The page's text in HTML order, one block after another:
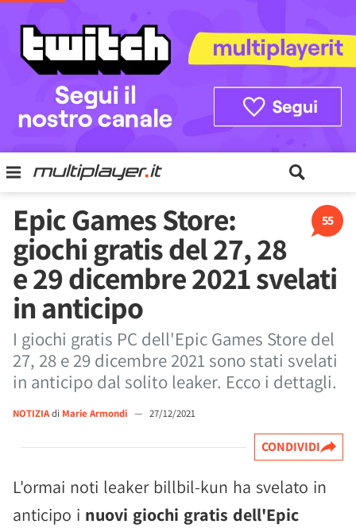
55
Epic Games Store:
giochi gratis del 27, 28
e 29 dicembre 2021 svelati
in anticipo
I giochi gratis PC dell'Epic Games Store del
27, 28 e 29 dicembre 2021 sono stati svelati
in anticipo dal solito leaker. Ecco i dettagli.
NOTIZIAdi Marie Armondi — 27/12/2021
CONDIVIDI
L'ormai noti leaker billbil-kun ha svelato in
anticipo i nuovi giochi gratis dell'Epic